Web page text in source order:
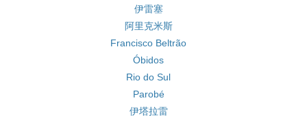
伊雷塞
阿里克米斯
Francisco Beltrão
Óbidos
Rio do Sul
Parobé
伊塔拉雷